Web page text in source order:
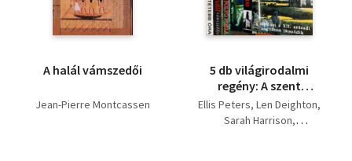
A halál vámszedői
Jean-Pierre Montcassen
5 db világirodalmi
regény: A szent
csontjai, Isten veled,
Mickey Mouse!, A Kwai
Ellis Peters Len Deighton
Sarah Harrison